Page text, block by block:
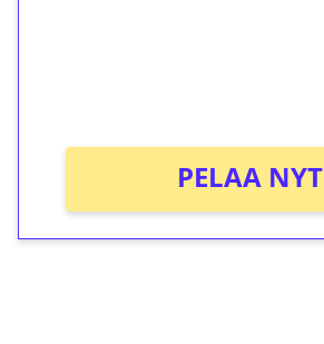
PELAA NYT